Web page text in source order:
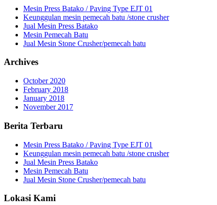
Mesin Press Batako / Paving Type EJT 01
Keunggulan mesin pemecah batu /stone crusher
Jual Mesin Press Batako
Mesin Pemecah Batu
Jual Mesin Stone Crusher/pemecah batu
Archives
October 2020
February 2018
January 2018
November 2017
Berita Terbaru
Mesin Press Batako / Paving Type EJT 01
Keunggulan mesin pemecah batu /stone crusher
Jual Mesin Press Batako
Mesin Pemecah Batu
Jual Mesin Stone Crusher/pemecah batu
Lokasi Kami